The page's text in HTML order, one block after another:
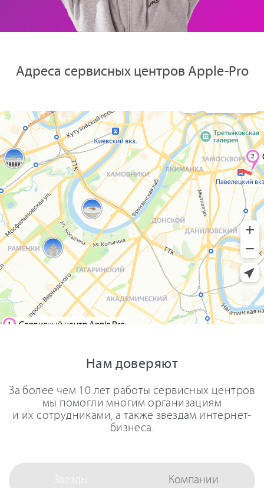
Адреса сервисных центров Apple-Pro
Нам доверяют
За более чем 10 лет работы сервисных центров
мы помогли многим организациям
и их сотрудниками, а также звездам интернет-
бизнеса.
Звезды Компании